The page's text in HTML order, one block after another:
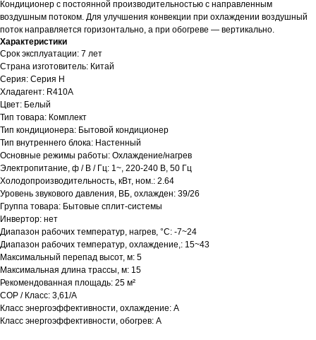
Кондиционер с постоянной производительностью с направленным
воздушным потоком. Для улучшения конвекции при охлаждении воздушный
поток направляется горизонтально, а при обогреве — вертикально.
Характеристики
Срок эксплуатации: 7 лет
Страна изготовитель: Китай
Серия: Серия H
Хладагент: R410A
Цвет: Белый
Тип товара: Комплект
Тип кондиционера: Бытовой кондиционер
Тип внутреннего блока: Настенный
Основные режимы работы: Охлаждение/нагрев
Электропитание, ф / В / Гц: 1~, 220-240 В, 50 Гц
Холодопроизводительность, кВт, ном.: 2.64
Уровень звукового давления, ВБ, охлажден: 39/26
Группа товара: Бытовые сплит-системы
Инвертор: нет
Диапазон рабочих температур, нагрев, °C: -7~24
Диапазон рабочих температур, охлаждение,: 15~43
Максимальный перепад высот, м: 5
Максимальная длина трассы, м: 15
Рекомендованная площадь: 25 м²
COP / Класс: 3,61/A
Класс энергоэффективности, охлаждение: A
Класс энергоэффективности, обогрев: A